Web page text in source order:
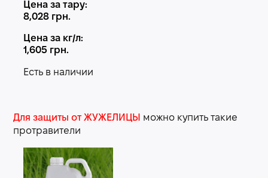
Цена за тару:
8,028 грн.
Цена за кг/л:
1,605 грн.
Есть в наличии
Для защиты от ЖУЖЕЛИЦЫ можно купить такие
протравители